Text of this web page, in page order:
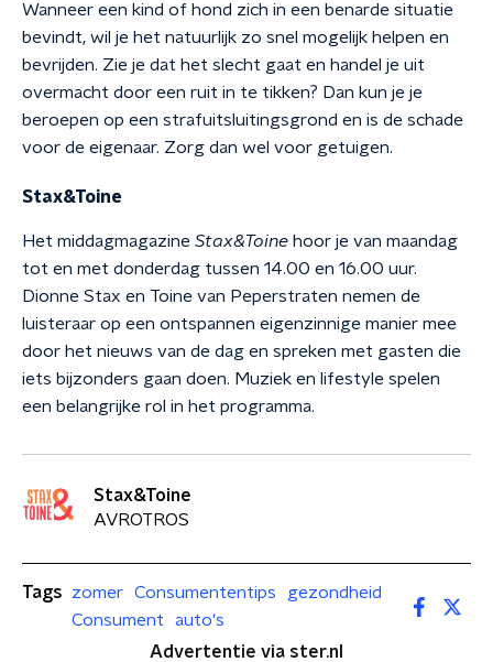
Wanneer een kind of hond zich in een benarde situatie
bevindt, wil je het natuurlijk zo snel mogelijk helpen en
bevrijden. Zie je dat het slecht gaat en handel je uit
overmacht door een ruit in te tikken? Dan kun je je
beroepen op een strafuitsluitingsgrond en is de schade
voor de eigenaar. Zorg dan wel voor getuigen.
Stax&Toine
Het middagmagazine Stax&Toine hoor je van maandag
tot en met donderdag tussen 14.00 en 16.00 uur.
Dionne Stax en Toine van Peperstraten nemen de
luisteraar op een ontspannen eigenzinnige manier mee
door het nieuws van de dag en spreken met gasten die
iets bijzonders gaan doen. Muziek en lifestyle spelen
een belangrijke rol in het programma.
Stax&Toine
AVROTROS
Tags zomer Consumententips
gezondheid
Consument
auto's
Advertentie via ster.nl